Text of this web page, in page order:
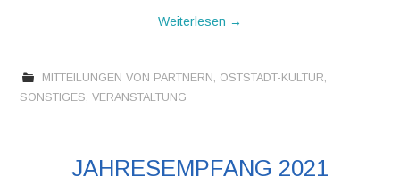
EAST SIDE URBAN
KONTAKT
Weiterlesen →
MITTEILUNGEN VON PARTNERN OSTSTADT-KULTUR
SONSTIGES ,VERANSTALTUNG
JAHRESEMPFANG 2021